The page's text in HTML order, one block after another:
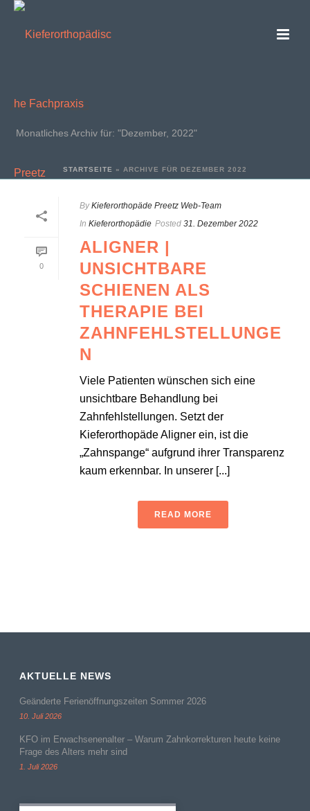
ARCHIVES
Monatliches Archiv für: "Dezember, 2022"
STARTSEITE » ARCHIVE FÜR DEZEMBER 2022
0
By Kieferorthopäde Preetz Web-Team
In Kieferorthopädie Posted 31. Dezember 2022
ALIGNER |
UNSICHTBARE
SCHIENEN ALS
THERAPIE BEI
ZAHNFEHLSTELLUNGE
N
Viele Patienten wünschen sich eine
unsichtbare Behandlung bei
Zahnfehlstellungen. Setzt der
Kieferorthopäde Aligner ein, ist die
„Zahnspange“ aufgrund ihrer Transparenz
kaum erkennbar. In unserer [...]
READ MORE
AKTUELLE NEWS
Geänderte Ferienöffnungszeiten Sommer 2026
10. Juli 2026
KFO im Erwachsenenalter – Warum Zahnkorrekturen heute keine
Frage des Alters mehr sind
1. Juli 2026